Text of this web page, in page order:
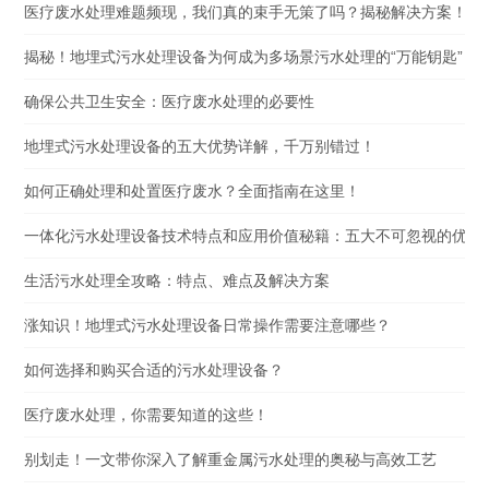
医疗废水处理难题频现，我们真的束手无策了吗？揭秘解决方案！
揭秘！地埋式污水处理设备为何成为多场景污水处理的“万能钥匙”？
确保公共卫生安全：医疗废水处理的必要性
地埋式污水处理设备的五大优势详解，千万别错过！
如何正确处理和处置医疗废水？全面指南在这里！
一体化污水处理设备技术特点和应用价值秘籍：五大不可忽视的优势
生活污水处理全攻略：特点、难点及解决方案
涨知识！地埋式污水处理设备日常操作需要注意哪些？
如何选择和购买合适的污水处理设备？
医疗废水处理，你需要知道的这些！
别划走！一文带你深入了解重金属污水处理的奥秘与高效工艺